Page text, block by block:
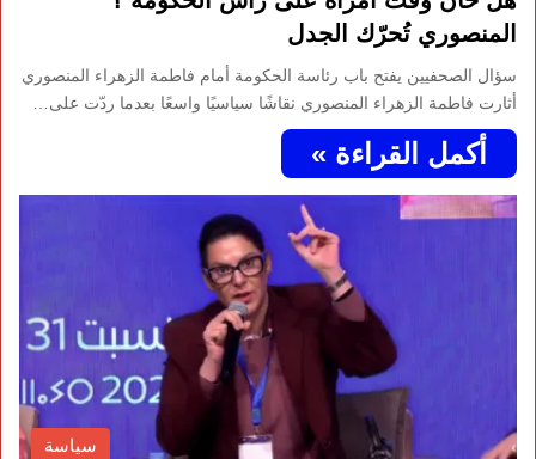
المنصوري تُحرّك الجدل
سؤال الصحفيين يفتح باب رئاسة الحكومة أمام فاطمة الزهراء المنصوري
أثارت فاطمة الزهراء المنصوري نقاشًا سياسيًا واسعًا بعدما ردّت على…
أكمل القراءة »
سياسة